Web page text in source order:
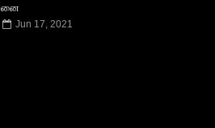
Jun 17, 2021